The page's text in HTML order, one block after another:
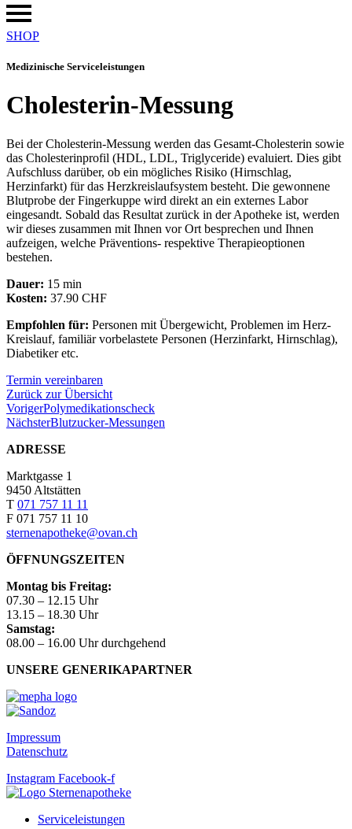
SHOP
Medizinische Serviceleistungen
Cholesterin-Messung
Bei der Cholesterin-Messung werden das Gesamt-Cholesterin sowie
das Cholesterinprofil (HDL, LDL, Triglyceride) evaluiert. Dies gibt
Aufschluss darüber, ob ein mögliches Risiko (Hirnschlag,
Herzinfarkt) für das Herzkreislaufsystem besteht. Die gewonnene
Blutprobe der Fingerkuppe wird direkt an ein externes Labor
eingesandt. Sobald das Resultat zurück in der Apotheke ist, werden
wir dieses zusammen mit Ihnen vor Ort besprechen und Ihnen
aufzeigen, welche Präventions- respektive Therapieoptionen
bestehen.
Dauer: 15 min
Kosten: 37.90 CHF
Empfohlen für: Personen mit Übergewicht, Problemen im Herz-
Kreislauf, familiär vorbelastete Personen (Herzinfarkt, Hirnschlag),
Diabetiker etc.
Termin vereinbaren
Zurück zur Übersicht
VorigerPolymedikationscheck
NächsterBlutzucker-Messungen
ADRESSE
Marktgasse 1
9450 Altstätten
T 071 757 11 11
F 071 757 11 10
sternenapotheke@ovan.ch
ÖFFNUNGSZEITEN
Montag bis Freitag:
07.30 – 12.15 Uhr
13.15 – 18.30 Uhr
Samstag:
08.00 – 16.00 Uhr durchgehend
UNSERE GENERIKAPARTNER
Impressum
Datenschutz
Instagram Facebook-f
Serviceleistungen